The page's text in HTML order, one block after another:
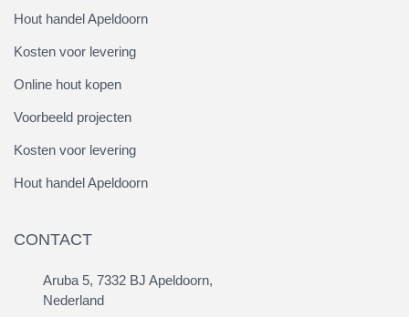
Hout handel Apeldoorn
Kosten voor levering
Online hout kopen
Voorbeeld projecten
Kosten voor levering
Hout handel Apeldoorn
CONTACT
Aruba 5, 7332 BJ Apeldoorn,
Nederland